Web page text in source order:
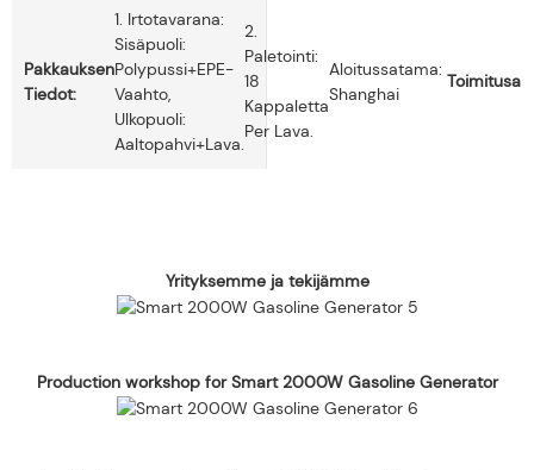
Pakkauksen
Tiedot:
1. Irtotavarana:
Sisäpuoli:
Polypussi+EPE-
Vaahto,
Ulkopuoli:
Aaltopahvi+lava.
2.
Paletointi:
18
Kappaletta
Per Lava.
Aloitussatama:
Shanghai
Yrityksemme ja tekijämme
Production workshop for Smart 2000W Gasoline Generator